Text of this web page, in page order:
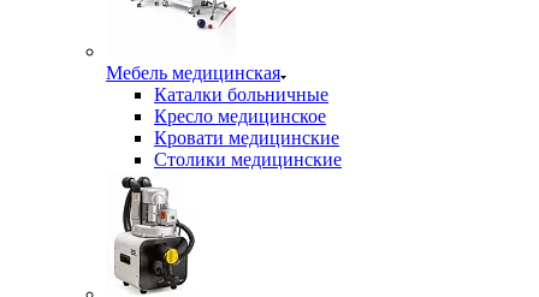
Мебель медицинская
Каталки больничные
Кресло медицинское
Кровати медицинские
Столики медицинские